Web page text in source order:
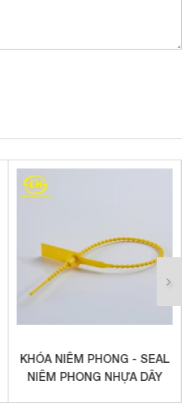
KHÓA NIÊM PHONG - SEAL
NIÊM PHONG NHỰA DÂY